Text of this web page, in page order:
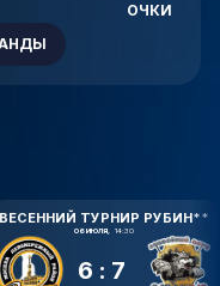
ОЧКИ
ВЕСЕННИЙ ТУРНИР РУБИН**
06 ИЮЛЯ, 14:30
6:7